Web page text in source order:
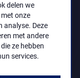
delen we
onze
analyse. Deze
met andere
ze hebben
services.
Kunsten